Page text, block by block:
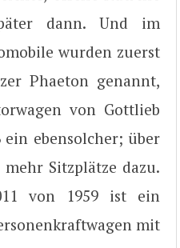
dann. Und im
wurden zuerst
Phaeton genannt,
von Gottlieb
ebensolcher; über
Sitzplätze dazu.
von 1959 ist ein
mit